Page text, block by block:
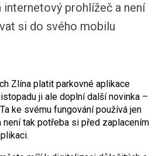
internetový prohlížeč a není
si do svého mobilu
Zlína platit parkovné aplikace
ji ale doplní další novinka –
ke svému fungování používá jen
tak potřeba si před zaplacením